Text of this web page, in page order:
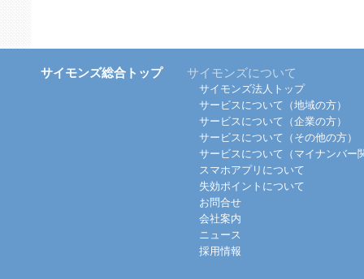
サイモンズ総合トップ サイモンズについて
サイモンズ法人トップ
サービスについて（地域の方）
サービスについて（企業の方）
サービスについて（その他の方）
サービスについて（マイナンバー
スマホアプリについて
失効ポイントについて
お問合せ
会社案内
ニュース
採用情報